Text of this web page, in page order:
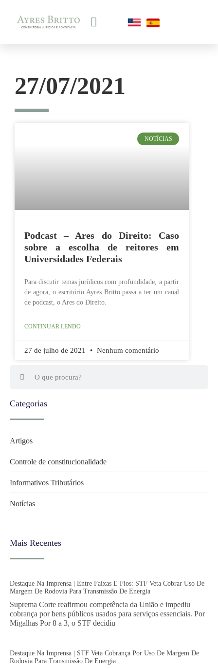
27/07/2021
NOTÍCIAS
Podcast – Ares do Direito: Caso
sobre a escolha de reitores em
Universidades Federais
Para discutir temas jurídicos com profundidade, a partir
de agora, o escritório Ayres Britto passa a ter um canal
de podcast, o Ares do Direito.
CONTINUAR LENDO
27 de julho de 2021 Nenhum comentário
Categorias
Artigos
Controle de constitucionalidade
Informativos Tributários
Notícias
Mais Recentes
Destaque Na Imprensa | Entre Faixas E Fios: STF Veta Cobrar Uso De
Margem De Rodovia Para Transmissão De Energia
Suprema Corte reafirmou competência da União e impediu
cobrança por bens públicos usados para serviços essenciais. Por
Migalhas Por 8 a 3, o STF decidiu
Destaque Na Imprensa | STF Veta Cobrança Por Uso De Margem De
Rodovia Para Transmissão De Energia